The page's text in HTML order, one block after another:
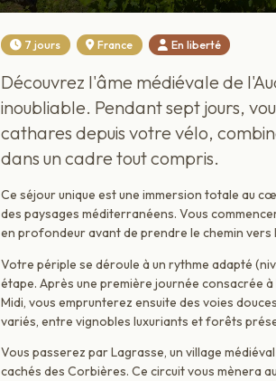
7 jours France En liberté
Découvrez l'âme médiévale de
inoubliable. Pendant sept jours,
cathares depuis votre vélo,
dans un cadre tout compris.
Ce séjour unique est une immersion totale au
des paysages méditerranéens. Vous
en profondeur avant de prendre le chemin vers
Votre périple se déroule à un rythme adapté
étape. Après une première journée consacrée
Midi, vous emprunterez ensuite des voies
variés, entre vignobles luxuriants et forêts
Vous passerez par Lagrasse, un village
cachés des Corbières. Ce circuit vous mènera